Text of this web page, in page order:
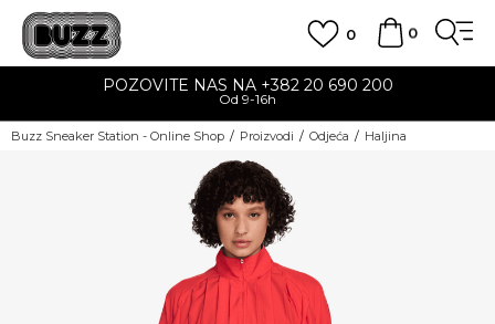
0
0
POZOVITE NAS NA +382 20 690 200
Od 9-16h
Buzz Sneaker Station - Online Shop Proizvodi Odjeća Haljina